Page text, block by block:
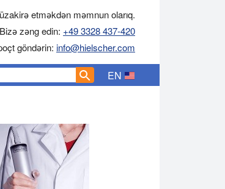
etməkdən məmnun olarıq.
Bizə zəng edin: +49 3328 437-420
göndərin: info@hielscher.com
EN